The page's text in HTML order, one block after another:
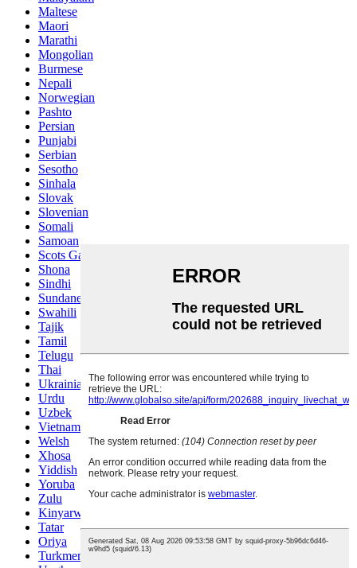
Maltese
Maori
Marathi
Mongolian
Burmese
Nepali
Norwegian
Pashto
Persian
Punjabi
Serbian
Sesotho
Sinhala
Slovak
Slovenian
Somali
Samoan
Scots Gaelic
Shona
Sindhi
Sundanese
Swahili
Tajik
Tamil
Telugu
Thai
Ukrainian
Urdu
Uzbek
Vietnamese
Welsh
Xhosa
Yiddish
Yoruba
Zulu
Kinyarwanda
Tatar
Oriya
Turkmen